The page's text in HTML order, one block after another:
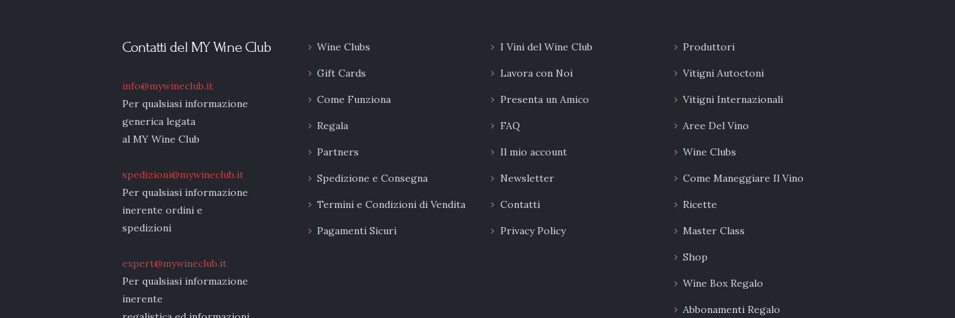
nella
prodotto
essere
scelte
nella
pagina
del
prodotto
Contatti del MY Wine Club
info@mywineclub.it
Per qualsiasi informazione
generica legata
al MY Wine Club
spedizioni@mywineclub.it
Per qualsiasi informazione
inerente ordini e
spedizioni
expert@mywineclub.it
Per qualsiasi informazione
inerente
Wine Clubs
Gift Cards
Come Funziona
Regala
Partners
Spedizione e Consegna
Termini e Condizioni di Vendita
Pagamenti Sicuri
I Vini del Wine Club
Lavora con Noi
Presenta un Amico
FAQ
Il mio account
Newsletter
Contatti
Privacy Policy
Produttori
Vitigni Autoctoni
Vitigni Internazionali
Aree Del Vino
Wine Clubs
Come Maneggiare Il Vino
Ricette
Master Class
Shop
Wine Box Regalo
Abbonamenti Regalo